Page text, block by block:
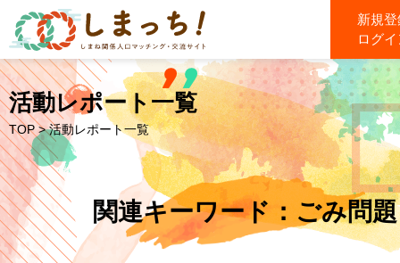
新規
ログ
活動レポート一覧
TOP > 活動レポート一覧
関連キーワード：ごみ問題